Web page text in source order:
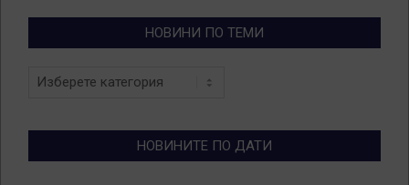
НОВИНИ ПО ТЕМИ
Новини
НОВИНИТЕ ПО ДАТИ